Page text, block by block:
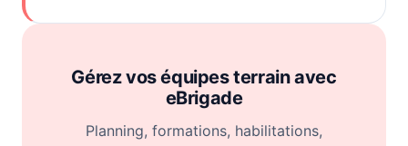
Gérez vos équipes terrain avec
eBrigade
Planning, formations, habilitations,